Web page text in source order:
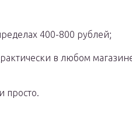
400-800 рублей;
в любом
просто.